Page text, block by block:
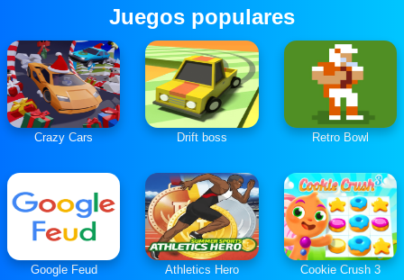
Juegos populares
Crazy Cars Drift boss Retro Bowl
Google Feud Athletics Hero Cookie Crush 3